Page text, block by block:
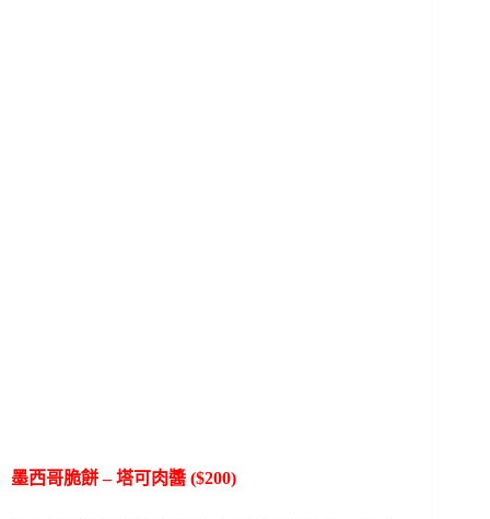
墨西哥脆餅 – 塔可肉醬 ($200)